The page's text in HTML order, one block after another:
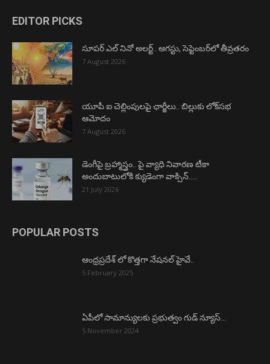
EDITOR PICKS
సూపర్ ఎల్ నినో అలర్ట్.. ఆగస్టు, సెప్టెంబర్‌లో తీవ్రతరం
7 August 2026
యూపీ ఐ చెల్లింపులపై ఛార్జీలు.. బిల్లుకు లోక్‌సభ
ఆమోదం
7 August 2026
డెంగీపై బ్రహ్మాస్త్రం.. పై వ్యాధి నివారణ టీకా
అందుబాటులోకి క్యుడెంగా వాక్సిన్…..
21 July 2026
POPULAR POSTS
ఆంధ్రప్రదేశ్ లో కొత్తగా నేషనల్ హైవే..
5 February 2025
ఏపీలో సామాన్యులకు ప్రభుత్వం గుడ్ న్యూస్…
5 November 2024